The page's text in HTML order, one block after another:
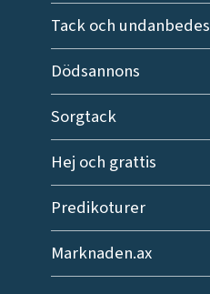
Tack och undanbedes
Dödsannons
Sorgtack
Hej och grattis
Predikoturer
Marknaden.ax